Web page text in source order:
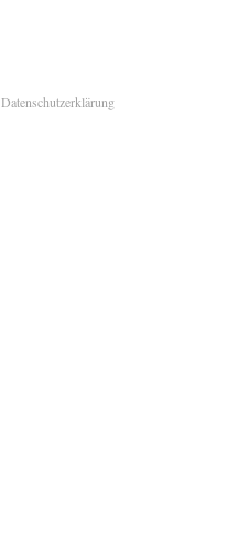
Datenschutzerklärung